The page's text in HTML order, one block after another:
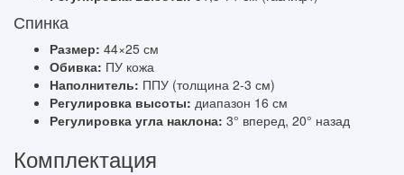
Спинка
Размер: 44×25 см
Обивка: ПУ кожа
Наполнитель: ППУ (толщина 2-3 см)
Регулировка высоты: диапазон 16 см
Регулировка угла наклона: 3° вперед, 20° назад
Комплектация